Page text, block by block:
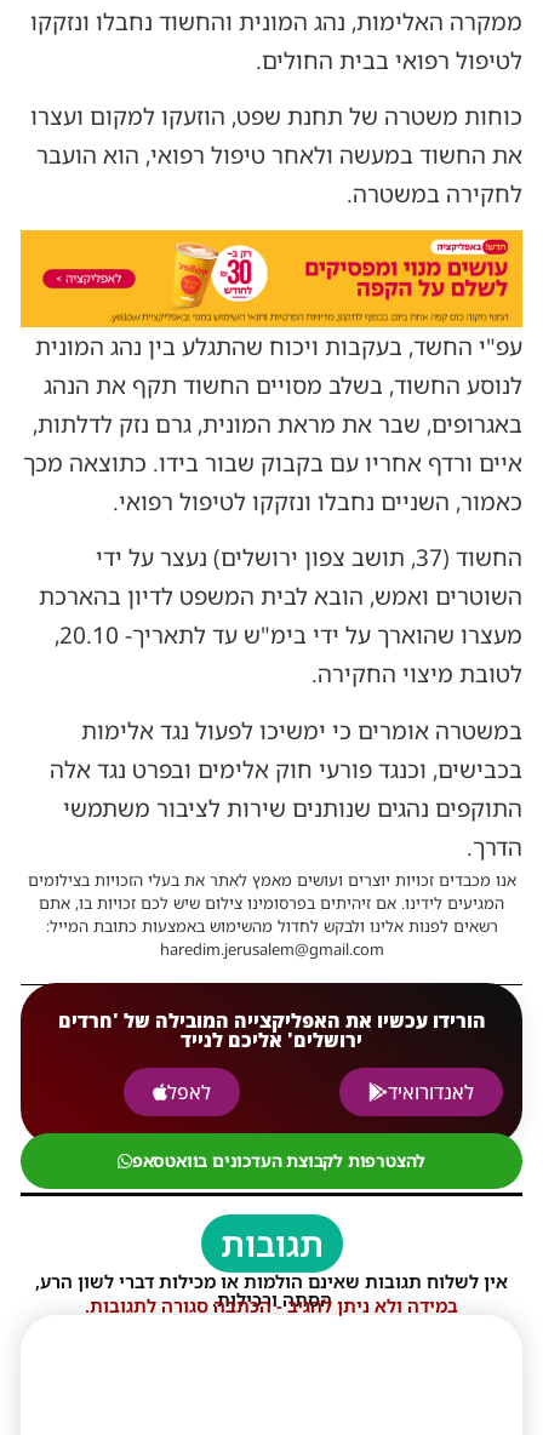
ממקרה האלימות, נהג המונית והחשוד נחבלו ונזקקו
לטיפול רפואי בבית החולים.
כוחות משטרה של תחנת שפט, הוזעקו למקום ועצרו
את החשוד במעשה ולאחר טיפול רפואי, הוא הועבר
לחקירה במשטרה.
עפ"י החשד, בעקבות ויכוח שהתגלע בין נהג המונית
לנוסע החשוד, בשלב מסויים החשוד תקף את הנהג
באגרופים, שבר את מראת המונית, גרם נזק לדלתות,
איים ורדף אחריו עם בקבוק שבור בידו. כתוצאה מכך
כאמור, השניים נחבלו ונזקקו לטיפול רפואי.
החשוד (37, תושב צפון ירושלים) נעצר על ידי
השוטרים ואמש, הובא לבית המשפט לדיון בהארכת
מעצרו שהוארך על ידי בימ"ש עד לתאריך- 20.10,
לטובת מיצוי החקירה.
במשטרה אומרים כי ימשיכו לפעול נגד אלימות
בכבישים, וכנגד פורעי חוק אלימים ובפרט נגד אלה
התוקפים נהגים שנותנים שירות לציבור משתמשי
הדרך.
אנו מכבדים זכויות יוצרים ועושים מאמץ לאתר את בעלי הזכויות בצילומים
המגיעים לידינו. אם זיהיתים בפרסומינו צילום שיש לכם זכויות בו, אתם
רשאים לפנות אלינו ולבקש לחדול מהשימוש באמצעות כתובת המייל:
haredim.jerusalem@gmail.com
הורידו עכשיו את האפליקצייה המובילה של 'חרדים
ירושלים' אליכם לנייד
לאנדורואיד
לאפל
להצטרפות לקבוצת העדכונים בוואטסאפ
תגובות
אין לשלוח תגובות שאינם הולמות או מכילות דברי לשון הרע,
הסתה ורכילות.
במידה ולא ניתן להגיב - הכתבה סגורה לתגובות.